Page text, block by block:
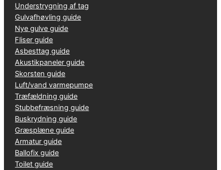
Understrygning af tag
Gulvafhøvling guide
Nye gulve guide
Fliser guide
Asbesttag guide
Akustikpaneler guide
Skorsten guide
Luft/vand varmepumpe
Træfældning guide
Stubbefræsning guide
Buskrydning guide
Græsplæne guide
Armatur guide
Ballofix guide
Toilet guide